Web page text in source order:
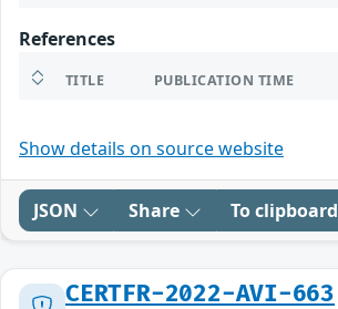
References
TITLE PUBLICATION TIME
Show details on source website
JSON Share To clipboard
CERTFR-2022-AVI-663